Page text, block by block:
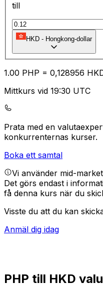
till
HKD - Hongkong-dollar
1.00 PHP = 0,128956
Mittkurs vid 19:30 UTC
Prata med en
konkurrenternas kurser.
Boka ett samtal
Vi använder mid-
Det görs endast i
få denna kurs när du
Visste du att du kan
Anmäl dig idag
PHP till HKD